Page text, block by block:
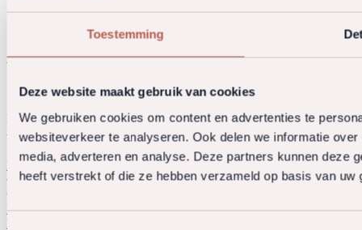
Toestemming
Deze website maakt gebruik van cookies
We gebruiken cookies om content en advertenties te
websiteverkeer te analyseren. Ook delen we informatie
media, adverteren en analyse. Deze partners kunnen deze
heeft verstrekt of die ze hebben verzameld op basis van
Word Meester
Kennis telt, karakter nog meer. Geen lagen om achter te
verschuilen. Alleen de inhoud.
Bekijk onze vacatures
© 2026 Rechtstaete. All rights reserved.
Privacy policyAlgemene voorwaarden Klachtenregeling
Derdengelden